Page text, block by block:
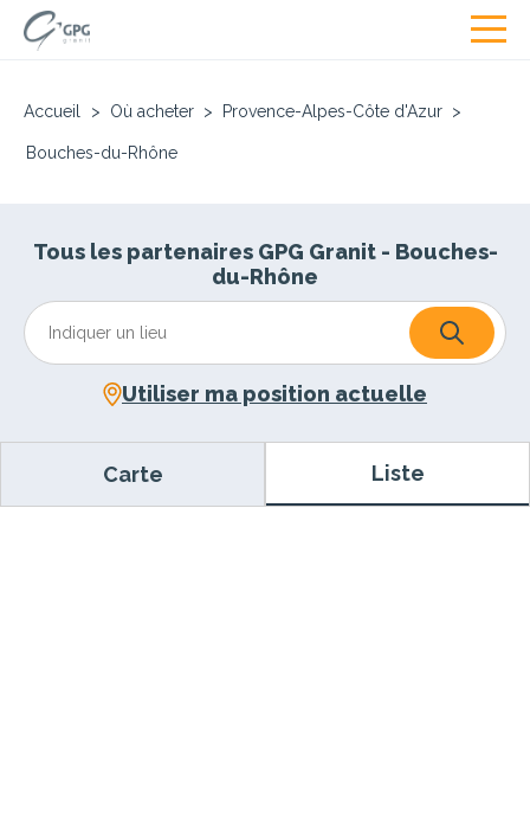
Accueil > Où acheter > Provence-Alpes-Côte d'Azur >
Bouches-du-Rhône
Tous les partenaires GPG Granit - Bouches-
du-Rhône
Utiliser ma position actuelle
Carte Liste